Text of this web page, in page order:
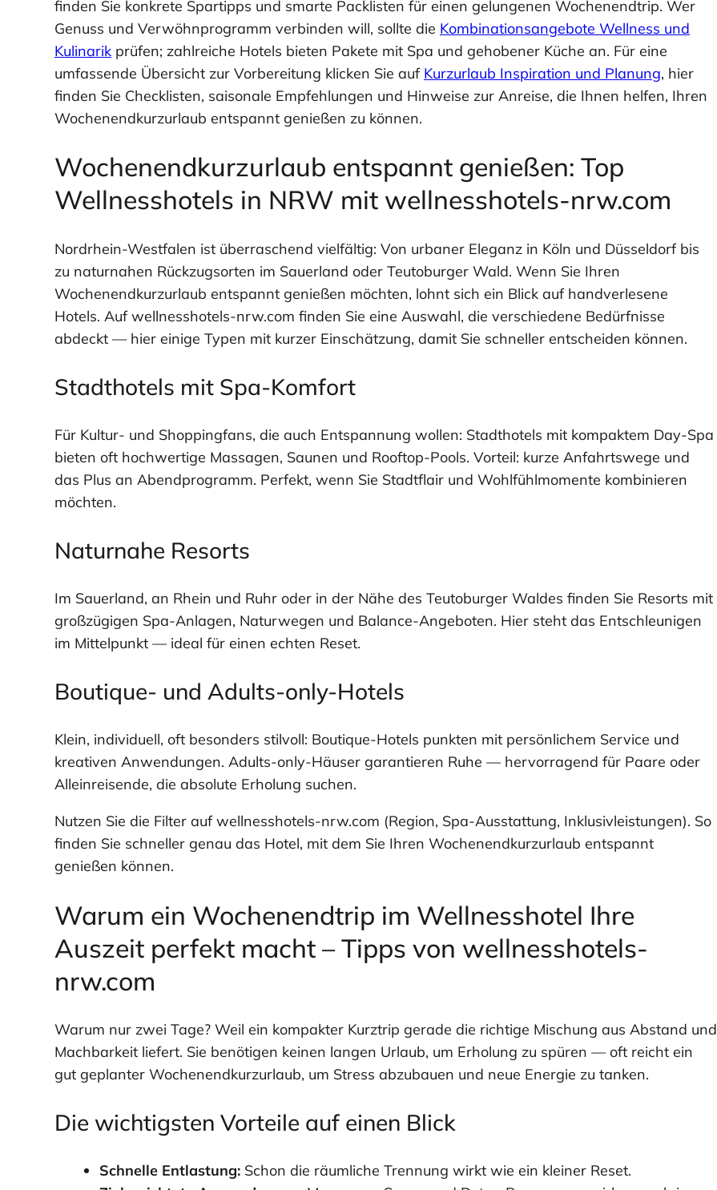
finden Sie konkrete Spartipps und smarte Packlisten für einen gelungenen Wochenendtrip. Wer
Genuss und Verwöhnprogramm verbinden will, sollte die Kombinationsangebote Wellness und
Kulinarikprüfen; zahlreiche Hotels bieten Pakete mit Spa und gehobener Küche an. Für eine
umfassende Übersicht zur Vorbereitung klicken Sie auf Kurzurlaub Inspiration und Planung, hier
finden Sie Checklisten, saisonale Empfehlungen und Hinweise zur Anreise, die Ihnen helfen, Ihren
Wochenendkurzurlaub entspannt genießen zu können.
Wochenendkurzurlaub entspannt genießen: Top
Wellnesshotels in NRW mit wellnesshotels-nrw.com
Nordrhein-Westfalen ist überraschend vielfältig: Von urbaner Eleganz in Köln und Düsseldorf bis
zu naturnahen Rückzugsorten im Sauerland oder Teutoburger Wald. Wenn Sie Ihren
Wochenendkurzurlaub entspannt genießen möchten, lohnt sich ein Blick auf handverlesene
Hotels. Auf wellnesshotels-nrw.com finden Sie eine Auswahl, die verschiedene Bedürfnisse
abdeckt — hier einige Typen mit kurzer Einschätzung, damit Sie schneller entscheiden können.
Stadthotels mit Spa-Komfort
Für Kultur- und Shoppingfans, die auch Entspannung wollen: Stadthotels mit kompaktem Day-Spa
bieten oft hochwertige Massagen, Saunen und Rooftop-Pools. Vorteil: kurze Anfahrtswege und
das Plus an Abendprogramm. Perfekt, wenn Sie Stadtflair und Wohlfühlmomente kombinieren
möchten.
Naturnahe Resorts
Im Sauerland, an Rhein und Ruhr oder in der Nähe des Teutoburger Waldes finden Sie Resorts mit
großzügigen Spa-Anlagen, Naturwegen und Balance-Angeboten. Hier steht das Entschleunigen
im Mittelpunkt — ideal für einen echten Reset.
Boutique- und Adults-only-Hotels
Klein, individuell, oft besonders stilvoll: Boutique-Hotels punkten mit persönlichem Service und
kreativen Anwendungen. Adults-only-Häuser garantieren Ruhe — hervorragend für Paare oder
Alleinreisende, die absolute Erholung suchen.
Nutzen Sie die Filter auf wellnesshotels-nrw.com (Region, Spa-Ausstattung, Inklusivleistungen). So
finden Sie schneller genau das Hotel, mit dem Sie Ihren Wochenendkurzurlaub entspannt
genießen können.
Warum ein Wochenendtrip im Wellnesshotel Ihre
Auszeit perfekt macht – Tipps von wellnesshotels-
nrw.com
Warum nur zwei Tage? Weil ein kompakter Kurztrip gerade die richtige Mischung aus Abstand und
Machbarkeit liefert. Sie benötigen keinen langen Urlaub, um Erholung zu spüren — oft reicht ein
gut geplanter Wochenendkurzurlaub, um Stress abzubauen und neue Energie zu tanken.
Die wichtigsten Vorteile auf einen Blick
Schnelle Entlastung:Schon die räumliche Trennung wirkt wie ein kleiner Reset.